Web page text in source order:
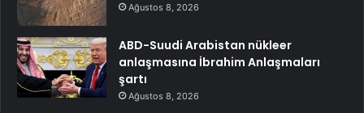
Ağustos 8, 2026
ABD-Suudi Arabistan nükleer
anlaşmasına İbrahim Anlaşmaları
şartı
Ağustos 8, 2026